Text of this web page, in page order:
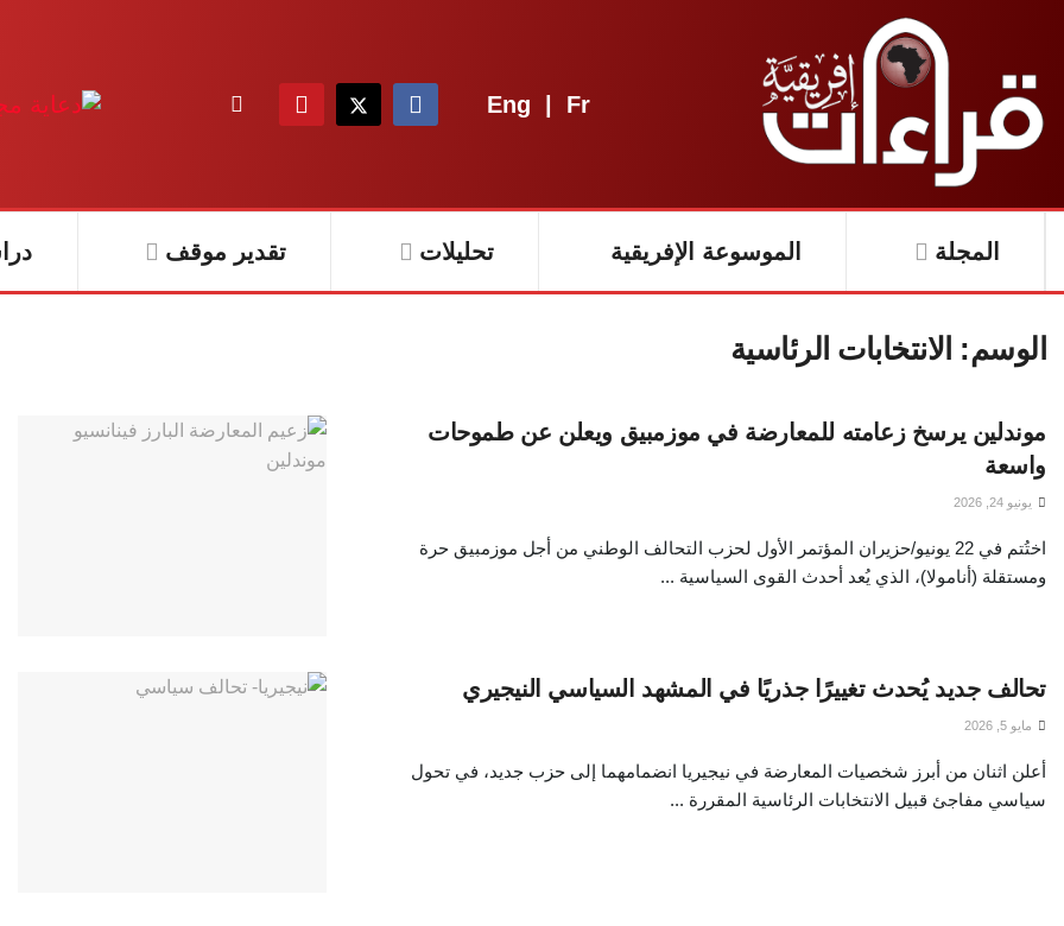
Eng | Fr
المجلة الموسوعة الإفريقية تحليلات تقدير موقف
الوسم: الانتخابات الرئاسية
موندلين يرسخ زعامته للمعارضة في موزمبيق ويعلن عن طموحات
واسعة
يونيو 24, 2026
اختُتم في 22 يونيو/حزيران المؤتمر الأول لحزب التحالف الوطني من أجل موزمبيق حرة
ومستقلة (أنامولا)، الذي يُعد أحدث القوى السياسية ...
تحالف جديد يُحدث تغييرًا جذريًا في المشهد السياسي النيجيري
مايو 5, 2026
أعلن اثنان من أبرز شخصيات المعارضة في نيجيريا انضمامهما إلى حزب جديد، في تحول
سياسي مفاجئ قبيل الانتخابات الرئاسية المقررة ...